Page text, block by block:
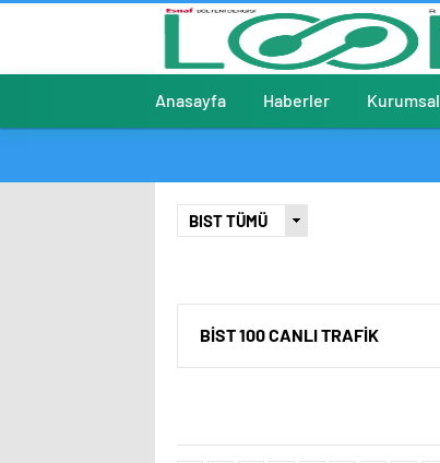
Anasayfa Haberler Kurumsal
BİST 100 CANLI TRAFİK